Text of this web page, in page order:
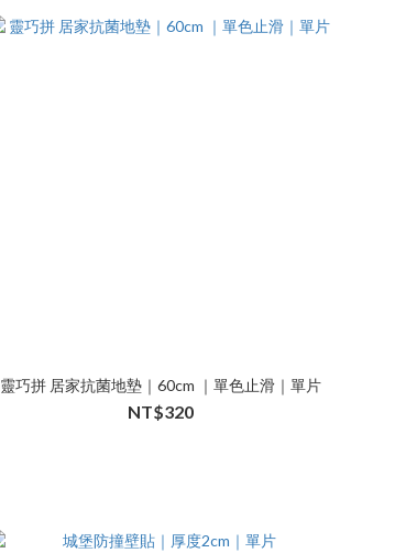
靈巧拼 居家抗菌地墊｜60cm ｜單色止滑｜單片
NT$320